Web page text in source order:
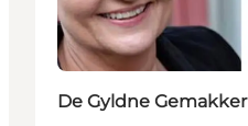
De Gyldne Gemakker